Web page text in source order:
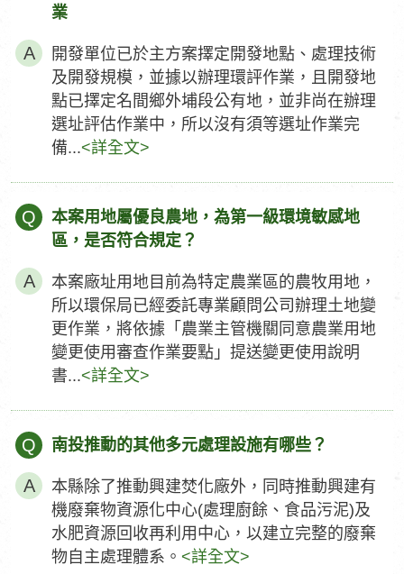
業
開發單位已於主方案擇定開發地點、處理技術
及開發規模，並據以辦理環評作業，且開發地
點已擇定名間鄉外埔段公有地，並非尚在辦理
選址評估作業中，所以沒有須等選址作業完
備...<詳全文>
Q
本案用地屬優良農地，為第一級環境敏感地
區，是否符合規定？
本案廠址用地目前為特定農業區的農牧用地，
所以環保局已經委託專業顧問公司辦理土地變
更作業，將依據「農業主管機關同意農業用地
變更使用審查作業要點」提送變更使用說明
書...<詳全文>
Q 南投推動的其他多元處理設施有哪些？
本縣除了推動興建焚化廠外，同時推動興建有
機廢棄物資源化中心(處理廚餘、食品污泥)及
水肥資源回收再利用中心，以建立完整的廢棄
物自主處理體系。 <詳全文>